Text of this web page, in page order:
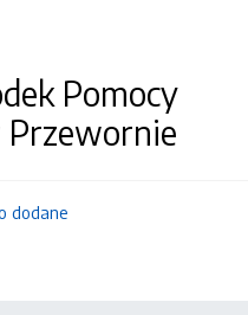
Pomocy
Przewornie
dodane